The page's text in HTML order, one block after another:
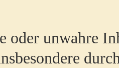
oder unwahre